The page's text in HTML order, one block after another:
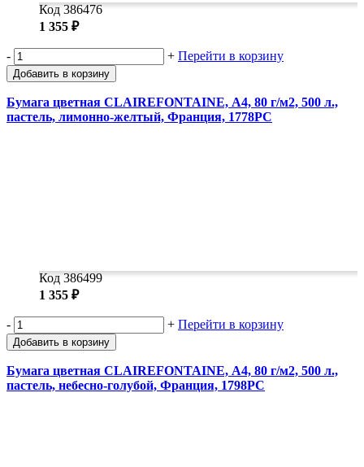
Код 386476
1 355 ₽
- + Перейти в корзину
Добавить в корзину
Бумага цветная CLAIREFONTAINE, А4, 80 г/м2, 500 л.,
пастель, лимонно-желтый, Франция, 1778PC
Код 386499
1 355 ₽
- + Перейти в корзину
Добавить в корзину
Бумага цветная CLAIREFONTAINE, А4, 80 г/м2, 500 л.,
пастель, небесно-голубой, Франция, 1798PC